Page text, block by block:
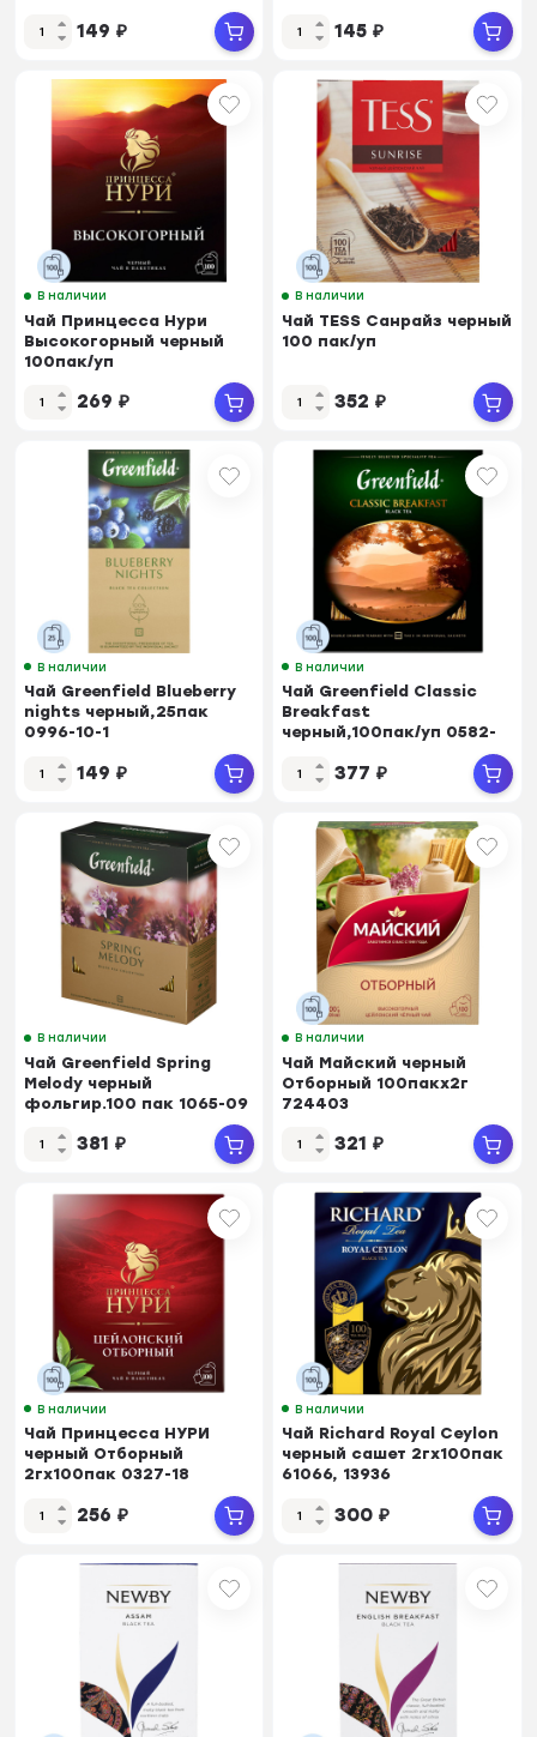
149 ₽ 145 ₽
В наличии
Чай Принцесса Нури
Высокогорный черный
100пак/уп
269 ₽
В наличии
Чай TESS Санрайз черный
100 пак/уп
352 ₽
В наличии
Чай Greenfield Blueberry
nights черный,25пак
0996-10-1
149 ₽
В наличии
Чай Greenfield Classic
Breakfast
черный,100пак/уп 0582-
377 ₽
В наличии
Чай Greenfield Spring
Melody черный
фольгир.100 пак 1065-09
381 ₽
В наличии
Чай Майский черный
Отборный 100пакx2г
724403
321 ₽
В наличии
Чай Принцесса НУРИ
черный Отборный
2гx100пак 0327-18
256 ₽
В наличии
Чай Richard Royal Ceylon
черный сашет 2гx100пак
61066, 13936
300 ₽